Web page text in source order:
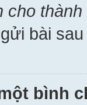
cho
bài sau
bình